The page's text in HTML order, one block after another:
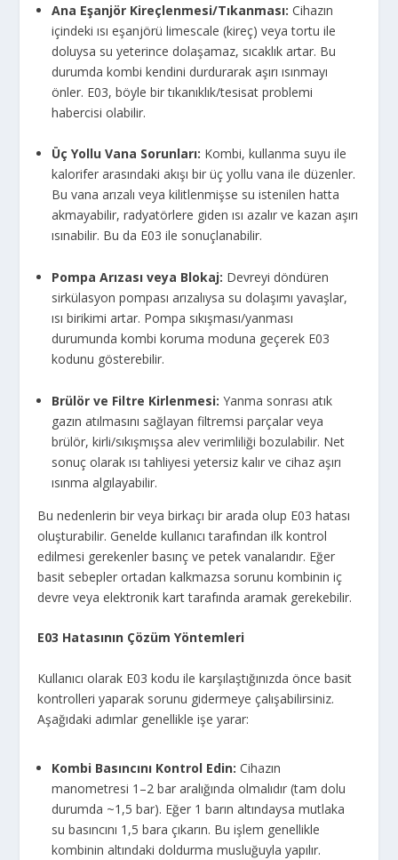
Ana Eşanjör Kireçlenmesi/Tıkanması: Cihazın
içindeki ısı eşanjörü limescale (kireç) veya tortu ile
doluysa su yeterince dolaşamaz, sıcaklık artar. Bu
durumda kombi kendini durdurarak aşırı ısınmayı
önler. E03, böyle bir tıkanıklık/tesisat problemi
habercisi olabilir.
Üç Yollu Vana Sorunları: Kombi, kullanma suyu ile
kalorifer arasındaki akışı bir üç yollu vana ile düzenler.
Bu vana arızalı veya kilitlenmişse su istenilen hatta
akmayabilir, radyatörlere giden ısı azalır ve kazan aşırı
ısınabilir. Bu da E03 ile sonuçlanabilir.
Pompa Arızası veya Blokaj: Devreyi döndüren
sirkülasyon pompası arızalıysa su dolaşımı yavaşlar,
ısı birikimi artar. Pompa sıkışması/yanması
durumunda kombi koruma moduna geçerek E03
kodunu gösterebilir.
Brülör ve Filtre Kirlenmesi: Yanma sonrası atık
gazın atılmasını sağlayan filtremsi parçalar veya
brülör, kirli/sıkışmışsa alev verimliliği bozulabilir. Net
sonuç olarak ısı tahliyesi yetersiz kalır ve cihaz aşırı
ısınma algılayabilir.
Bu nedenlerin bir veya birkaçı bir arada olup E03 hatası
oluşturabilir. Genelde kullanıcı tarafından ilk kontrol
edilmesi gerekenler basınç ve petek vanalarıdır. Eğer
basit sebepler ortadan kalkmazsa sorunu kombinin iç
devre veya elektronik kart tarafında aramak gerekebilir.
E03 Hatasının Çözüm Yöntemleri
Kullanıcı olarak E03 kodu ile karşılaştığınızda önce basit
kontrolleri yaparak sorunu gidermeye çalışabilirsiniz.
Aşağıdaki adımlar genellikle işe yarar:
Kombi Basıncını Kontrol Edin: Cihazın
manometresi 1–2 bar aralığında olmalıdır (tam dolu
durumda ~1,5 bar). Eğer 1 barın altındaysa mutlaka
su basıncını 1,5 bara çıkarın. Bu işlem genellikle
kombinin altındaki doldurma musluğuyla yapılır.